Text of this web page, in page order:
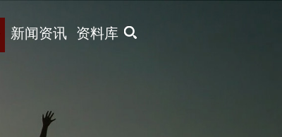
X
新闻资讯 资料库